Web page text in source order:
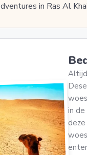
in Ras Al
in